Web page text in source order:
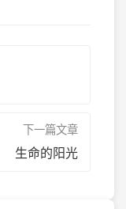
下一篇文章
生命的阳光